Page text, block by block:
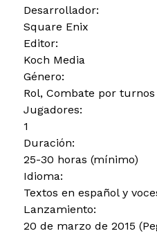
Desarrollador:
Square Enix
Editor:
Koch Media
Género:
Rol, Combate por turnos
Jugadores:
1
Duración:
25-30 horas (mínimo)
Idioma:
Textos en español y
Lanzamiento:
20 de marzo de 2015